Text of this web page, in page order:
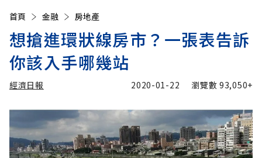
首頁 金融 房地產
想搶進環狀線房市？一張表告訴
你該入手哪幾站
經濟日報 2020-01-22 瀏覽數93,050+